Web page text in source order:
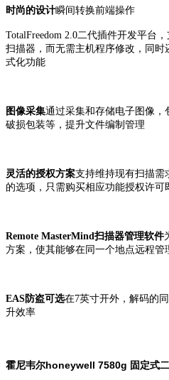
时尚的设计瞬间转换前端操作
TotalFreedom 2.0二代插件开发平台
扫描器，而无需主机程序修改，
式化功能
图像采集通过采集和存储电子图像，
破损包装等，提升文件编制管理
灵活的授权方案支持维持现有扫描需
的选项，只需购买相应功能授权许可
Remote MasterMind扫描器管理软件
方案，使其能够在同一个地点远程
EAS防盗可选在7英寸开外，解码的
升效率
霍尼韦尔honeywell 7580g 固定式